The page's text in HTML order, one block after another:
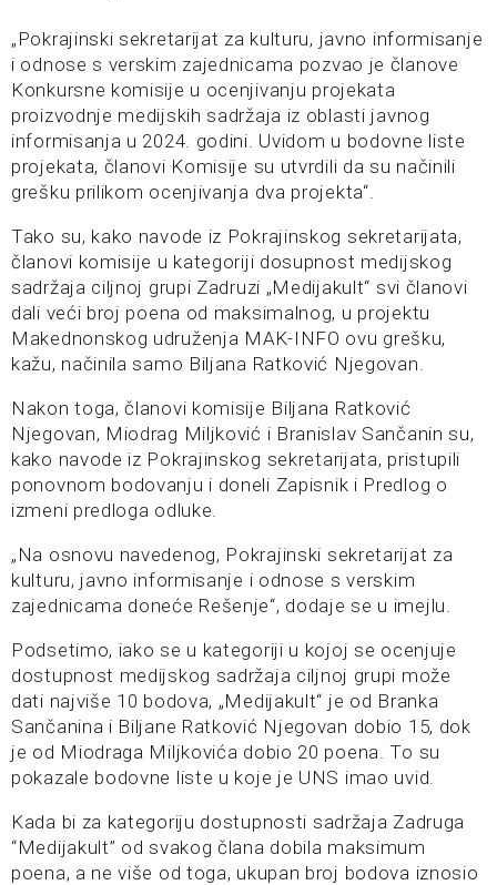
„Pokrajinski sekretarijat za kulturu, javno informisanje
i odnose s verskim zajednicama pozvao je članove
Konkursne komisije u ocenjivanju projekata
proizvodnje medijskih sadržaja iz oblasti javnog
informisanja u 2024. godini. Uvidom u bodovne liste
projekata, članovi Komisije su utvrdili da su načinili
grešku prilikom ocenjivanja dva projekta“.
Tako su, kako navode iz Pokrajinskog sekretarijata,
članovi komisije u kategoriji dosupnost medijskog
sadržaja ciljnoj grupi Zadruzi „Medijakult“ svi članovi
dali veći broj poena od maksimalnog, u projektu
Makednonskog udruženja MAK-INFO ovu grešku,
kažu, načinila samo Biljana Ratković Njegovan.
Nakon toga, članovi komisije Biljana Ratković
Njegovan, Miodrag Miljković i Branislav Sančanin su,
kako navode iz Pokrajinskog sekretarijata, pristupili
ponovnom bodovanju i doneli Zapisnik i Predlog o
izmeni predloga odluke.
„Na osnovu navedenog, Pokrajinski sekretarijat za
kulturu, javno informisanje i odnose s verskim
zajednicama doneće Rešenje“, dodaje se u imejlu.
Podsetimo, iako se u kategoriji u kojoj se ocenjuje
dostupnost medijskog sadržaja ciljnoj grupi može
dati najviše 10 bodova, „Medijakult“ je od Branka
Sančanina i Biljane Ratković Njegovan dobio 15, dok
je od Miodraga Miljkovića dobio 20 poena. To su
pokazale bodovne liste u koje je UNS imao uvid.
Kada bi za kategoriju dostupnosti sadržaja Zadruga
“Medijakult” od svakog člana dobila maksimum
poena, a ne više od toga, ukupan broj bodova iznosio